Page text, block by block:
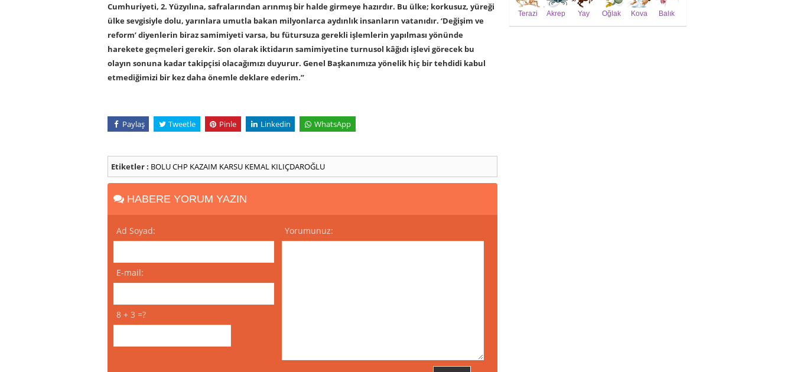
Cumhuriyeti, 2. Yüzyılına, safralarından arınmış bir halde girmeye hazırdır. Bu ülke; korkusuz, yüreği
ülke sevgisiyle dolu, yarınlara umutla bakan milyonlarca aydınlık insanların vatanıdır. ‘Değişim ve
reform’ diyenlerin biraz samimiyeti varsa, bu fütursuza gerekli işlemlerin yapılması yönünde
harekete geçmeleri gerekir. Son olarak iktidarın samimiyetine turnusol kâğıdı işlevi görecek bu
olayın sonuna kadar takipçisi olacağımızı duyurur. Genel Başkanımıza yönelik hiç bir tehdidi kabul
etmediğimizi bir kez daha önemle deklare ederim.”
Paylaş Tweetle Pinle Linkedin WhatsApp
Etiketler : BOLUCHP KAZAIM KARSU KEMAL KILIÇDAROĞLU
HABERE YORUM YAZIN
Ad Soyad:
E-mail:
8 + 3 =?
Yorumunuz:
Terazi Akrep Yay Oğlak Kova Balık